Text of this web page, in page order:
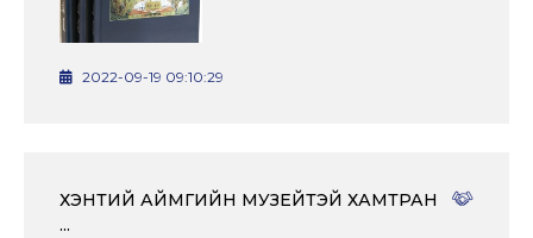
2022-09-19 09:10:29
ХЭНТИЙ АЙМГИЙН МУЗЕЙТЭЙ ХАМТРАН
...